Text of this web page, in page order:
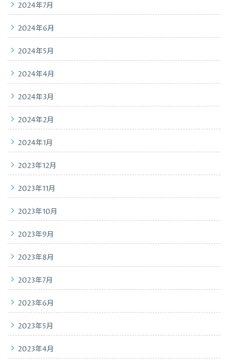
2024年7月
2024年6月
2024年5月
2024年4月
2024年3月
2024年2月
2024年1月
2023年12月
2023年11月
2023年10月
2023年9月
2023年8月
2023年7月
2023年6月
2023年5月
2023年4月